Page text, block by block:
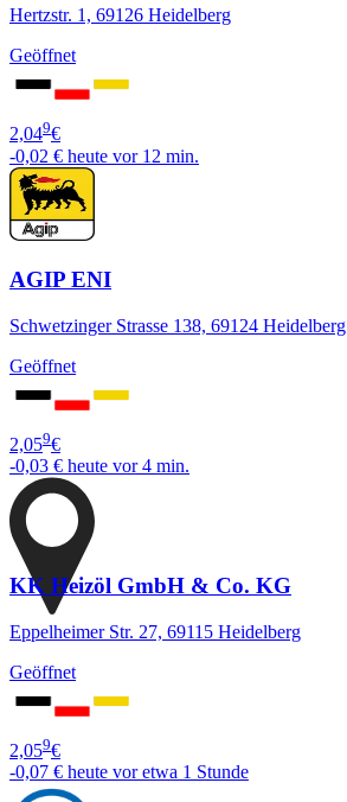
Hertzstr. 1, 69126 Heidelberg
Geöffnet
2,049€
-0,02 € heute vor 12 min.
AGIP ENI
Schwetzinger Strasse 138, 69124 Heidelberg
Geöffnet
2,059€
-0,03 € heute vor 4 min.
KK Heizöl GmbH & Co. KG
Eppelheimer Str. 27, 69115 Heidelberg
Geöffnet
2,059€
-0,07 € heute vor etwa 1 Stunde